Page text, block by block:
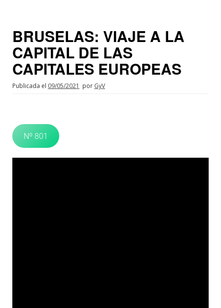
BRUSELAS: VIAJE A LA
CAPITAL DE LAS
CAPITALES EUROPEAS
Publicada el 09/05/2021 por GyV
Nº 801